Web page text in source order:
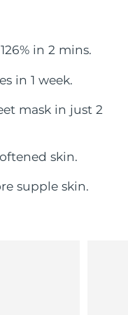
in 2 mins.
in 1 week.
mask in just 2
skin.
supple skin.
estimée8/11/26
estimée 8/15/26